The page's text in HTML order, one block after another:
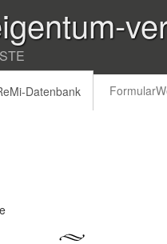
Datenbank